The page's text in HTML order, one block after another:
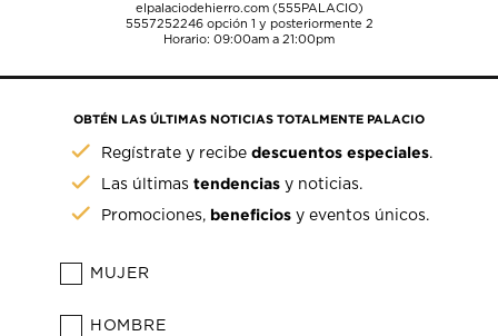
elpalaciodehierro.com (555PALACIO)
5557252246opción 1 y posteriormente 2
Horario: 09:00am a 21:00pm
OBTÉN LAS ÚLTIMAS NOTICIAS TOTALMENTE PALACIO
Regístrate y recibedescuentos especiales.
Las últimastendencias y noticias.
Promociones, beneficios y eventos únicos.
MUJER
HOMBRE